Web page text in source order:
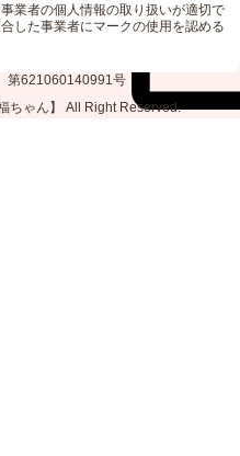
業者の個人情報の取り扱いが適切で
した事業者にマークの使用を認める
第621060140991号
ちゃん】 All Right Reserved.